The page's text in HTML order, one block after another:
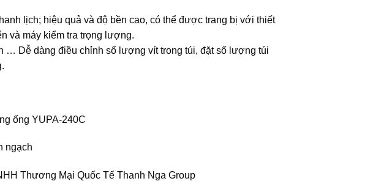
lịch; hiệu quả và độ bền cao, có thể được trang bị với thiết
và máy kiểm tra trọng lượng.
… Dễ dàng điều chỉnh số lượng vít trong túi, đặt số lượng túi
ống YUPA-240C
ngạch
Thương Mại Quốc Tế Thanh Nga Group